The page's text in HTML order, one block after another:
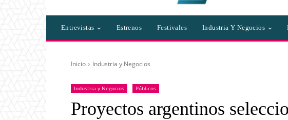
Entrevistas Estrenos Festivales Industria Y Negocios
Inicio Industria y Negocios
Industria y Negocios Públicos
Proyectos argentinos